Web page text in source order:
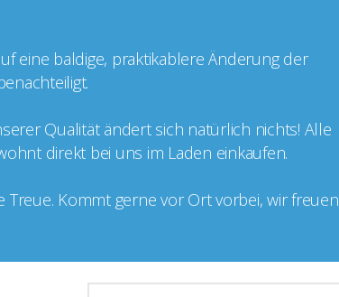
eine baldige, praktikablere Änderung der
Qualität ändert sich natürlich nichts! Alle
direkt bei uns im Laden einkaufen.
Kommt gerne vor Ort vorbei, wir freuen